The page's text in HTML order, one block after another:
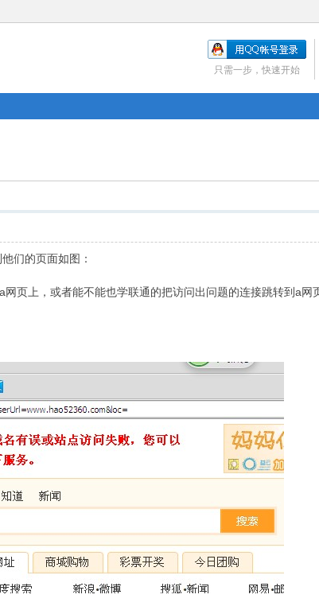
只需一步，快速开始
们的页面如图：
页上，或者能不能也学联通的把访问出问题的连接跳转到a网